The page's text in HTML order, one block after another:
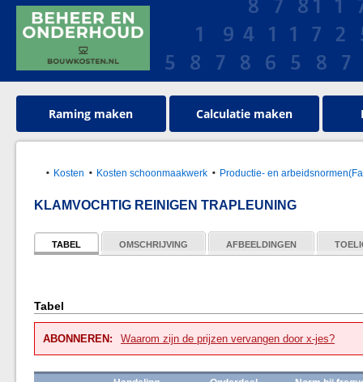
Raming maken Calculatie maken
Kosten Kosten schoonmaakwerk Productie- en
KLAMVOCHTIG REINIGEN TRAPLEUNING
TABEL OMSCHRIJVING AFBEELDINGEN
Tabel
ABONNEREN: Waarom zijn de prijzen vervangen door x-jes?